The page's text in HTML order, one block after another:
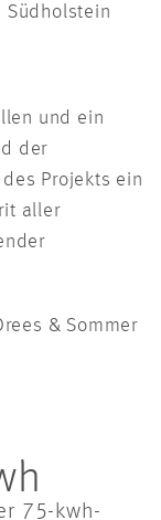
Südholstein
und ein
der
Projekts ein
aller
& Sommer
75-kwh-